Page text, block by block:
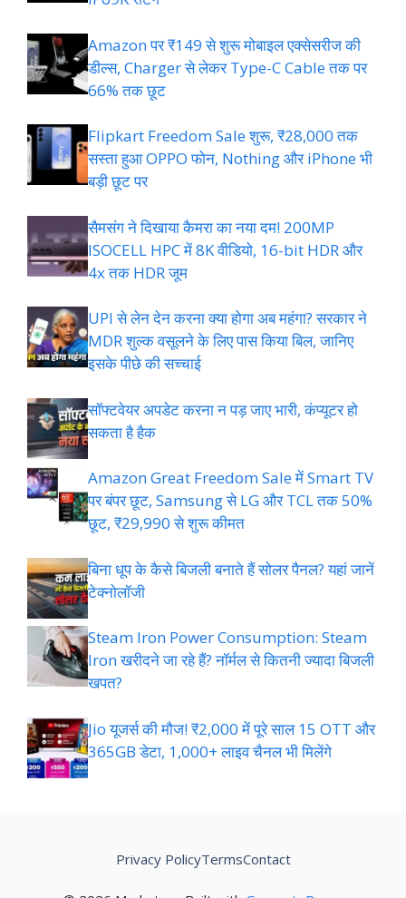
Amazon पर ₹149 से शुरू मोबाइल एक्सेसरीज की
डील्स, Charger से लेकर Type-C Cable तक पर
66% तक छूट
Flipkart Freedom Sale शुरू, ₹28,000 तक
सस्ता हुआ OPPO फोन, Nothing और iPhone भी
बड़ी छूट पर
सैमसंग ने दिखाया कैमरा का नया दम! 200MP
ISOCELL HPC में 8K वीडियो, 16-bit HDR और
4x तक HDR जूम
UPI से लेन देन करना क्या होगा अब महंगा? सरकार ने
MDR शुल्क वसूलने के लिए पास किया बिल, जानिए
इसके पीछे की सच्चाई
सॉफ्टवेयर अपडेट करना न पड़ जाए भारी, कंप्यूटर हो
सकता है हैक
Amazon Great Freedom Sale में Smart TV
पर बंपर छूट, Samsung से LG और TCL तक 50%
छूट, ₹29,990 से शुरू कीमत
बिना धूप के कैसे बिजली बनाते हैं सोलर पैनल? यहां जानें
टेक्नोलॉजी
Steam Iron Power Consumption: Steam
Iron खरीदने जा रहे हैं? नॉर्मल से कितनी ज्यादा बिजली
खपत?
Jio यूजर्स की मौज! ₹2,000 में पूरे साल 15 OTT और
365GB डेटा, 1,000+ लाइव चैनल भी मिलेंगे
Privacy PolicyTermsContact